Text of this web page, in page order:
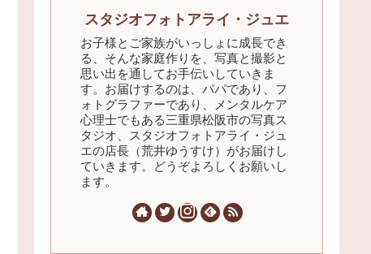
スタジオフォトアライ・ジュエ
お子様とご家族がいっしょに成長でき
る、そんな家庭作りを、写真と撮影と
思い出を通してお手伝いしていきま
す。お届けするのは、パパであり、フ
ォトグラファーであり、メンタルケア
心理士でもある三重県松阪市の写真ス
タジオ、スタジオフォトアライ・ジュ
エの店長（荒井ゆうすけ）がお届けし
ていきます。どうぞよろしくお願いし
ます。